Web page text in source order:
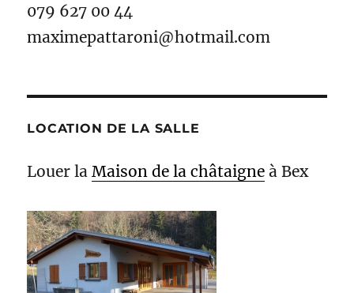
079 627 00 44
maximepattaroni@hotmail.com
LOCATION DE LA SALLE
Louer la Maison de la châtaigne à Bex